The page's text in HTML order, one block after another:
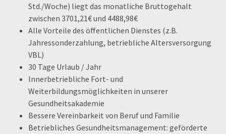
Std./Woche) liegt das monatliche Bruttogehalt
zwischen 3701,21€ und 4488,98€
Alle Vorteile des öffentlichen Dienstes (z.B.
Jahressonderzahlung, betriebliche Altersversorgung
VBL)
30 Tage Urlaub / Jahr
Innerbetriebliche Fort- und
Weiterbildungsmöglichkeiten in unserer
Gesundheitsakademie
Bessere Vereinbarkeit von Beruf und Familie
Betriebliches Gesundheitsmanagement: geförderte